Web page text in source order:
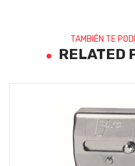
TAMBIÉN TE
RELATED